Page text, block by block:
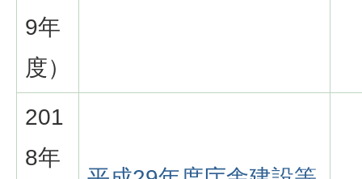
9年
度）
201
8年